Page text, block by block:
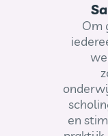
Om
en